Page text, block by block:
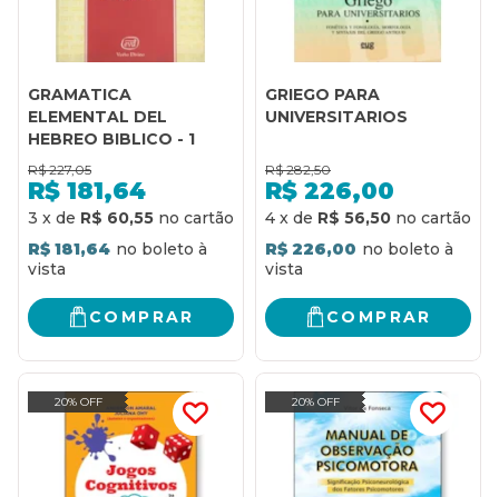
GRAMATICA
ELEMENTAL DEL
HEBREO BIBLICO - 1
R$ 227,05
R$ 181,64
3 x de R$ 60,55
R$ 181,64
COMPRAR
GRIEGO PARA
UNIVERSITARIOS
R$ 282,50
R$ 226,00
4 x de R$ 56,50
R$ 226,00
COMPRAR
20% OFF 20% OFF